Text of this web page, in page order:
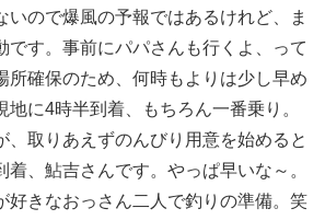
いので爆風の予報ではあるけれど、ま
です。事前にパパさんも行くよ、って
所確保のため、何時もよりは少し早め
地に4時半到着、もちろん一番乗り。
、取りあえずのんびり用意を始めると
着、鮎吉さんです。やっぱ早いな～。
きなおっさん二人で釣りの準備。笑